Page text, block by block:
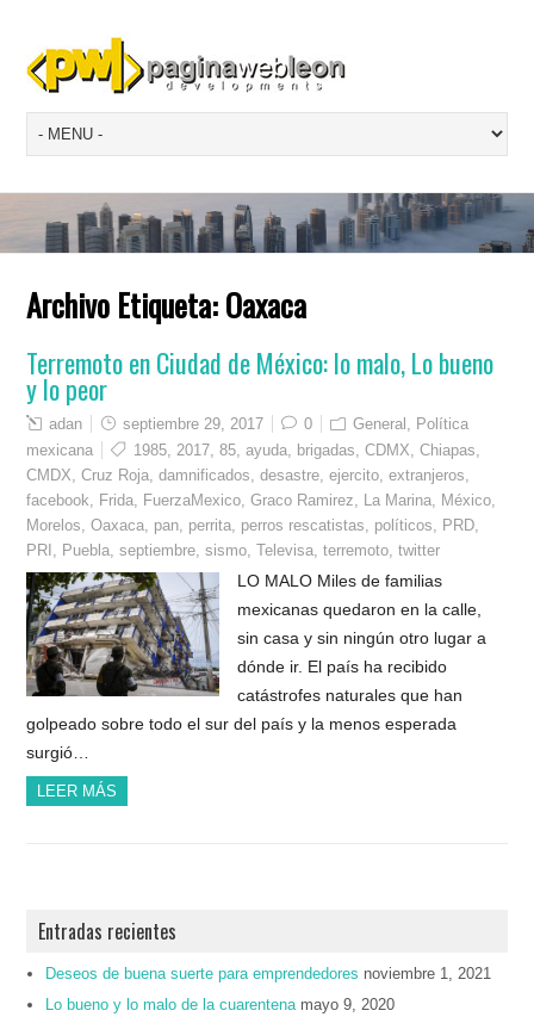
Archivo Etiqueta:Oaxaca
Terremoto en Ciudad de México: lo malo, Lo bueno
y lo peor
adan septiembre 29, 2017 0 General
Política
mexicana
1985 2017 ,85 ,ayuda brigadas ,CDMX ,Chiapas
CMDX ,Cruz Roja ,damnificados ,desastre ,ejercito ,extranjeros
facebook
Frida FuerzaMexico ,Graco Ramirez La Marina México
Morelos ,Oaxaca pan perrita perros rescatistas políticos PRD
PRI
Puebla ,septiembre ,sismo ,Televisa ,terremoto ,twitter
LO MALO Miles de familias
mexicanas quedaron en la calle,
sin casa y sin ningún otro lugar a
dónde ir. El país ha recibido
catástrofes naturales que han
golpeado sobre todo el sur del país y la menos esperada
surgió…
LEER MÁS
Entradas recientes
Deseos de buena suerte para emprendedores noviembre 1, 2021
Lo bueno y lo malo de la cuarentena mayo 9, 2020